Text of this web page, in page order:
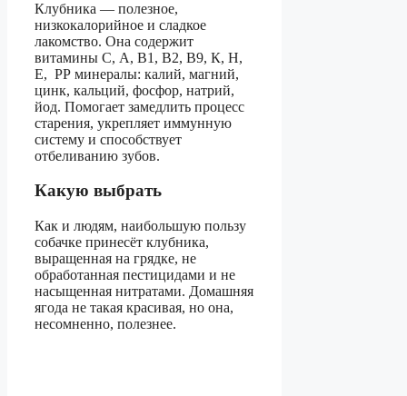
Клубника — полезное,
низкокалорийное и сладкое
лакомство. Она содержит
витамины С, А, В1, В2, В9, К, Н,
Е, РР минералы: калий, магний,
цинк, кальций, фосфор, натрий,
йод. Помогает замедлить процесс
старения, укрепляет иммунную
систему и способствует
отбеливанию зубов.
Какую выбрать
Как и людям, наибольшую пользу
собачке принесёт клубника,
выращенная на грядке, не
обработанная пестицидами и не
насыщенная нитратами. Домашняя
ягода не такая красивая, но она,
несомненно, полезнее.